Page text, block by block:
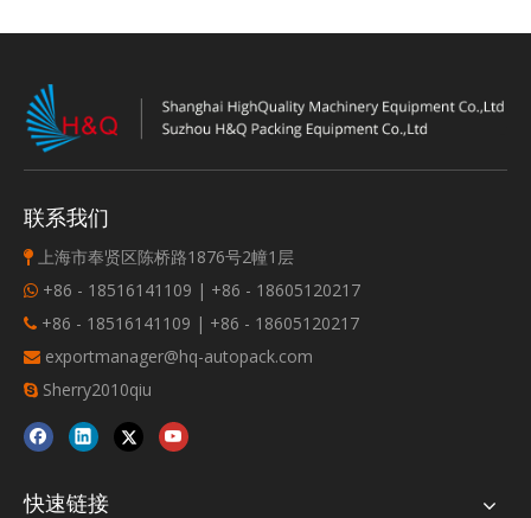
联系我们
 上海市奉贤区陈桥路1876号2幢1层
 +86 - 18516141109 | +86 - 18605120217
 +86 - 18516141109 | +86 - 18605120217
 exportmanager@hq-autopack.com
 Sherry2010qiu
快速链接